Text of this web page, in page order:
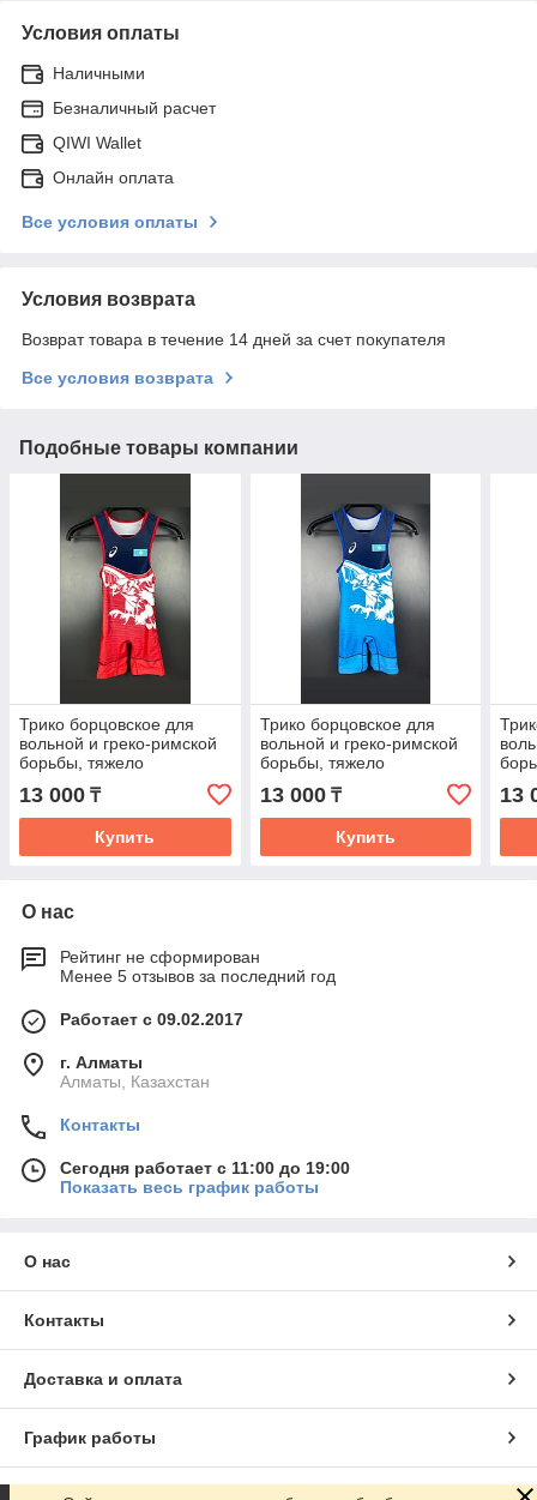
Условия оплаты
Наличными
Безналичный расчет
QIWI Wallet
Онлайн оплата
Все условия оплаты
Условия возврата
Возврат товара в течение 14 дней за счет покупателя
Все условия возврата
Подобные товары компании
Трико борцовское для
вольной и греко-римской
борьбы, тяжело
атлетическое Казахстан
4xs-xl
13 000 ₸
Купить
Трико борцовское для
вольной и греко-римской
борьбы, тяжело
атлетическое, Казахстан,
4xs-xl
13 000₸
Купить
xs-
13
О нас
Рейтинг не сформирован
Менее 5 отзывов за последний год
Работает с 09.02.2017
г. Алматы
Алматы, Казахстан
Контакты
Сегодня работает с 11:00 до 19:00
Показать весь график работы
О нас
Контакты
Доставка и оплата
График работы